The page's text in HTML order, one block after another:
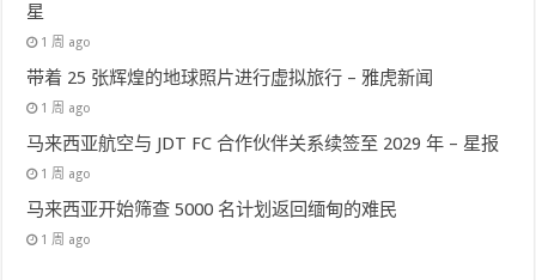
星
1 周 ago
带着 25 张辉煌的地球照片进行虚拟旅行 – 雅虎新闻
1 周 ago
马来西亚航空与 JDT FC 合作伙伴关系续签至 2029 年 – 星报
1 周 ago
马来西亚开始筛查 5000 名计划返回缅甸的难民
1 周 ago